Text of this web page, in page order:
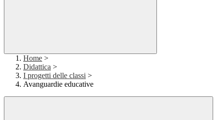
Home >
Didattica >
I progetti delle classi >
Avanguardie educative